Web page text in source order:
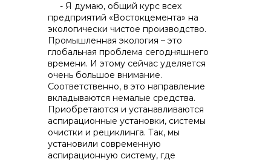
- Я думаю, общий курс всех
предприятий «Востокцемента» на
экологически чистое производство.
Промышленная экология – это
глобальная проблема сегодняшнего
времени. И этому сейчас уделяется
очень большое внимание.
Соответственно, в это направление
вкладываются немалые средства.
Приобретаются и устанавливаются
аспирационные установки, системы
очистки и рециклинга. Так, мы
установили современную
аспирационную систему, где